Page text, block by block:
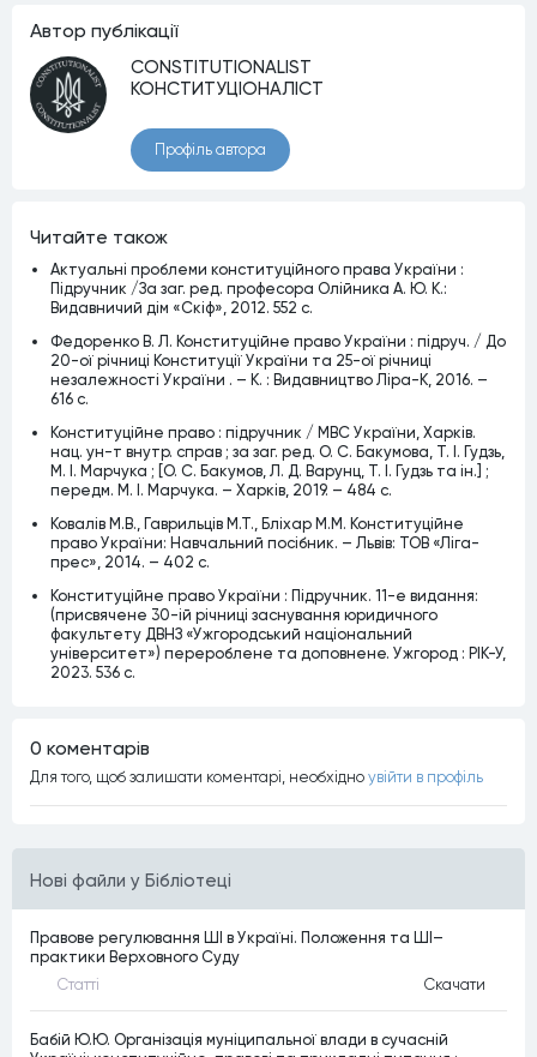
Нові файли у Бібліотеці
Правове регулювання ШІ в Україні. Положення та ШІ–
практики Верховного Суду
Статтi Скачати
Бабій Ю.Ю. Організація муніципальної влади в сучасній
Автор публiкацiї
CONSTITUTIONALIST
КОНСТИТУЦІОНАЛІСТ
Профiль автора
Читайте також
Актуальні проблеми конституційного права України :
Підручник /За заг. ред. професора Олійника А. Ю. К.:
Видавничий дім «Скіф», 2012. 552 с.
Федоренко В. Л. Конституційне право України : підруч. / До
20-ої річниці Конституції України та 25-ої річниці
незалежності України . – К. : Видавництво Ліра-К, 2016. –
616 с.
Конституційне право : підручник / МВС України, Харків.
нац. ун-т внутр. справ ; за заг. ред. О. С. Бакумова, Т. І. Гудзь,
М. І. Марчука ; [О. С. Бакумов, Л. Д. Варунц, Т. І. Гудзь та ін.] ;
передм. М. І. Марчука. – Харків, 2019. – 484 с.
Ковалів М.В., Гаврильців М.Т., Бліхар М.М. Конституційне
право України: Навчальний посібник. – Львів: ТОВ «Ліга-
прес», 2014. – 402 с.
Конституційне право України : Підручник. 11-е видання:
(присвячене 30-ій річниці заснування юридичного
факультету ДВНЗ «Ужгородський національний
університет») перероблене та доповнене. Ужгород : РІК-У,
2023. 536 с.
0 коментарiв
Для того, щоб залишати коментарi, необхiдно увiйти в профiль